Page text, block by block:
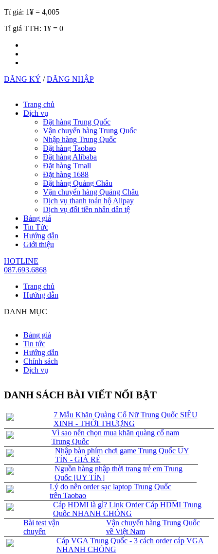
Tỉ giá: 1¥ = 4,005
Tỉ giá TTH: 1¥ = 0
ĐĂNG KÝ /ĐĂNG NHẬP
Trang chủ
Dịch vụ
Đặt hàng Trung Quốc
Vận chuyển hàng Trung Quốc
Nhập hàng Trung Quốc
Đặt hàng Taobao
Đặt hàng Alibaba
Đặt hàng Tmall
Đặt hàng 1688
Đặt hàng Quảng Châu
Vận chuyển hàng Quảng Châu
Dịch vụ thanh toán hộ Alipay
Dịch vụ đổi tiền nhân dân tệ
Bảng giá
Tin Tức
Hướng dẫn
Giới thiệu
HOTLINE
087.693.6868
Trang chủ
Hướng dẫn
DANH MỤC
Bảng giá
Tin tức
Hướng dẫn
Chính sách
Dịch vụ
DANH SÁCH BÀI VIẾT NỔI BẬT
7 Mẫu Khăn Quàng Cổ Nữ Trung Quốc SIÊU
XINH - THỜI THƯỢNG
Vì sao nên chọn mua khăn quàng cổ nam
Trung Quốc
Nhập bàn phím chơi game Trung Quốc UY
TÍN - GIÁ RẺ
Nguồn hàng nhập thời trang trẻ em Trung
Quốc [UY TÍN]
Lý do nên order sạc laptop Trung Quốc
trên Taobao
Cáp HDMI là gì? Link Order Cáp HDMI Trung
Quốc NHANH CHÓNG
Bài test vận
chuyển
Vận chuyển hàng Trung Quốc
về Việt Nam
Cáp VGA Trung Quốc - 3 cách order cáp VGA
NHANH CHÓNG